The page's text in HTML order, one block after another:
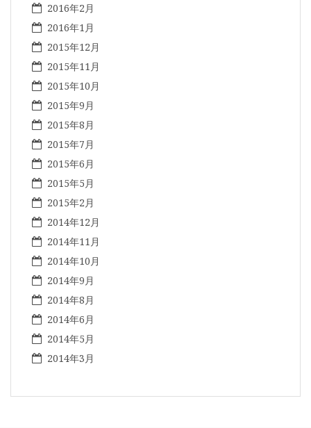
2016年2月
2016年1月
2015年12月
2015年11月
2015年10月
2015年9月
2015年8月
2015年7月
2015年6月
2015年5月
2015年2月
2014年12月
2014年11月
2014年10月
2014年9月
2014年8月
2014年6月
2014年5月
2014年3月